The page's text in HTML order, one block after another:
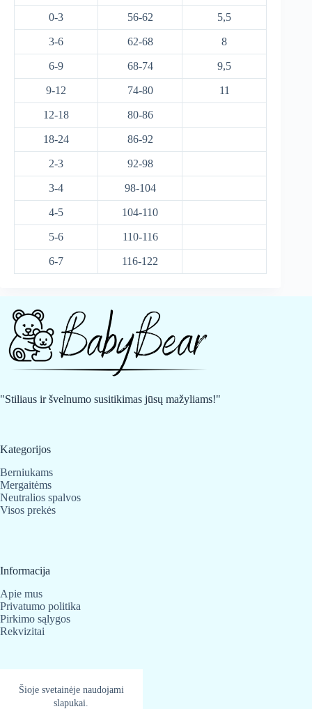
Šioje svetainėje naudojami
slapukai.
0-3 56-62 5,5
3-6 62-68 8
6-9 68-74 9,5
9-12 74-80 11
12-18 80-86
18-24 86-92
2-3 92-98
3-4 98-104
4-5 104-110
5-6 110-116
6-7 116-122
"Stiliaus ir švelnumo susitikimas jūsų mažyliams!"
Kategorijos
Berniukams
Mergaitėms
Neutralios spalvos
Visos prekės
Informacija
Apie mus
Privatumo politika
Pirkimo sąlygos
Rekvizitai
Kontaktai